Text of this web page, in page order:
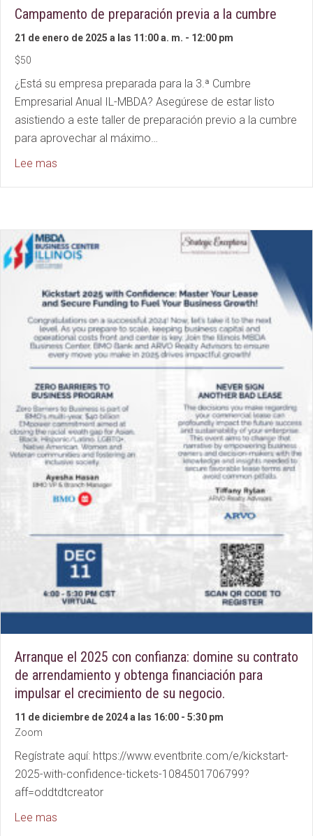
Campamento de preparación previa a la cumbre
21 de enero de 2025 a las 11:00 a. m. - 12:00 pm
$50
¿Está su empresa preparada para la 3.ª Cumbre
Empresarial Anual IL-MBDA? Asegúrese de estar listo
asistiendo a este taller de preparación previo a la cumbre
para aprovechar al máximo…
Lee mas
Arranque el 2025 con confianza: domine su contrato
de arrendamiento y obtenga financiación para
impulsar el crecimiento de su negocio.
11 de diciembre de 2024 a las 16:00 - 5:30 pm
Zoom
Regístrate aquí: https://www.eventbrite.com/e/kickstart-
2025-with-confidence-tickets-1084501706799?
aff=oddtdtcreator
Lee mas